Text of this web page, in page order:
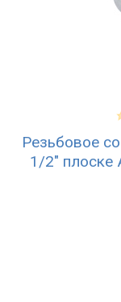
Резьбовое
1/2" плоске